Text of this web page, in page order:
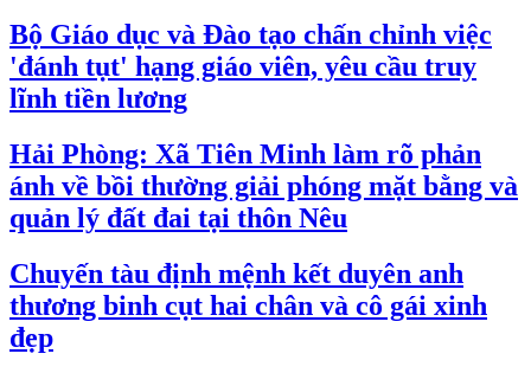
Bộ Giáo dục và Đào tạo chấn chỉnh việc
'đánh tụt' hạng giáo viên, yêu cầu truy
lĩnh tiền lương
Hải Phòng: Xã Tiên Minh làm rõ phản
ánh về bồi thường giải phóng mặt bằng và
quản lý đất đai tại thôn Nêu
Chuyến tàu định mệnh kết duyên anh
thương binh cụt hai chân và cô gái xinh
đẹp